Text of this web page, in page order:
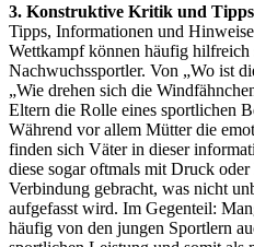
3. Konstruktive Kritik und Tipps
Tipps, Informationen und
Wettkampf können häufig
Nachwuchssportler. Von „Wo ist
„Wie drehen sich die
Eltern die Rolle eines sportlichen
Während vor allem Mütter die
finden sich Väter in dieser
diese sogar oftmals mit Druck
Verbindung gebracht, was nicht
aufgefasst wird. Im Gegenteil:
häufig von den jungen Sportlern